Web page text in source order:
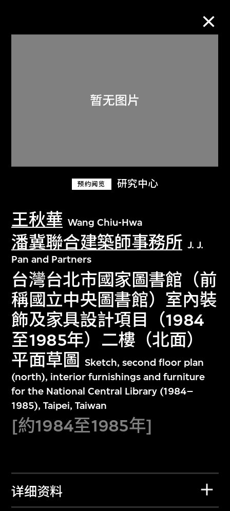
预约阅览 研究中心
王秋華 Wang Chiu-Hwa
潘冀聯合建築師事務所 J. J.
Pan and Partners
台灣台北市國家圖書館（前
稱國立中央圖書館）室內裝
飾及家具設計項目（1984
至1985年）二樓（北面）
平面草圖
Sketch, second floor plan
(north), interior furnishings and furniture
for the National Central Library (1984–
1985), Taipei, Taiwan
[約1984至1985年]
详细资料
关于M+藏品
探索世界顶级的二十及二十一世纪视觉
文化藏品。